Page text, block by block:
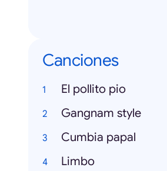
Canciones
El pollito pio
Gangnam style
Cumbia papal
Limbo